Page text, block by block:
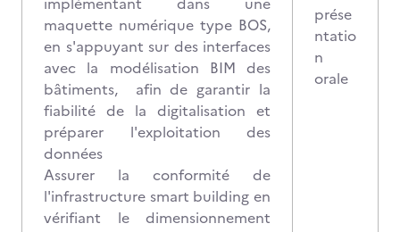
maquette numérique type BOS,
en s'appuyant sur des interfaces
avec la modélisation BIM des
bâtiments, afin de garantir la
fiabilité de la digitalisation et
préparer l'exploitation des
données
Assurer la conformité de
l'infrastructure smart building en
vérifiant le dimensionnement
prése
ntatio
n
orale